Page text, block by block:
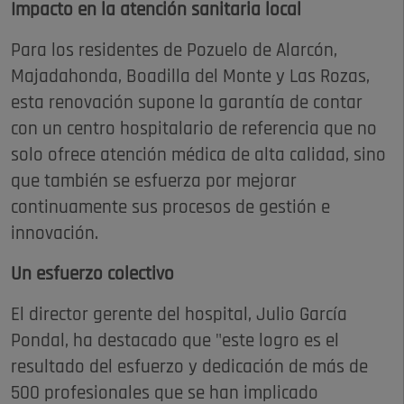
Impacto en la atención sanitaria local
Para los residentes de Pozuelo de Alarcón,
Majadahonda, Boadilla del Monte y Las Rozas,
esta renovación supone la garantía de contar
con un centro hospitalario de referencia que no
solo ofrece atención médica de alta calidad, sino
que también se esfuerza por mejorar
continuamente sus procesos de gestión e
innovación.
Un esfuerzo colectivo
El director gerente del hospital, Julio García
Pondal, ha destacado que "este logro es el
resultado del esfuerzo y dedicación de más de
500 profesionales que se han implicado